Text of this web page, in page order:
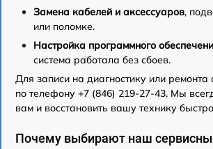
Замена кабелей и аксессуаров,
или поломке.
Настройка программного
система работала без сбоев.
Для записи на диагностику или ремонта
по телефону +7 (846) 219-27-43. Мы
вам и восстановить вашу технику
Почему выбирают наш